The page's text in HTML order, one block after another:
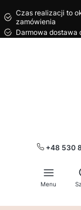
Czas realizacji to
zamówienia
Darmowa dostawa
+48 530
Menu